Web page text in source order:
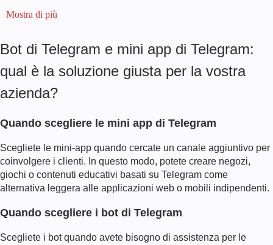
Mostra di più
Bot di Telegram e mini app di Telegram:
qual è la soluzione giusta per la vostra
azienda?
Quando scegliere le mini app di Telegram
Scegliete le mini-app quando cercate un canale aggiuntivo per
coinvolgere i clienti. In questo modo, potete creare negozi,
giochi o contenuti educativi basati su Telegram come
alternativa leggera alle applicazioni web o mobili indipendenti.
Quando scegliere i bot di Telegram
Scegliete i bot quando avete bisogno di assistenza per le